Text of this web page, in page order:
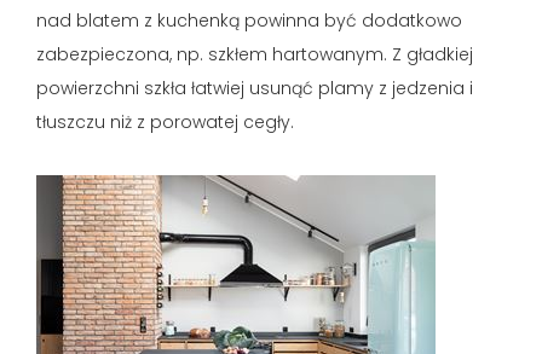
nad blatem z kuchenką powinna być dodatkowo
zabezpieczona, np. szkłem hartowanym. Z gładkiej
powierzchni szkła łatwiej usunąć plamy z jedzenia i
tłuszczu niż z porowatej cegły.